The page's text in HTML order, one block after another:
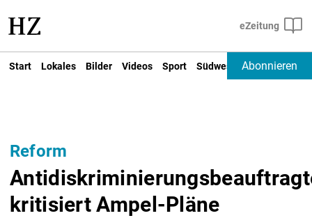
Start Lokales Bilder Videos Sport Südwest Deutschland
Abonnieren
Reform
kritisiert Ampel-Pläne